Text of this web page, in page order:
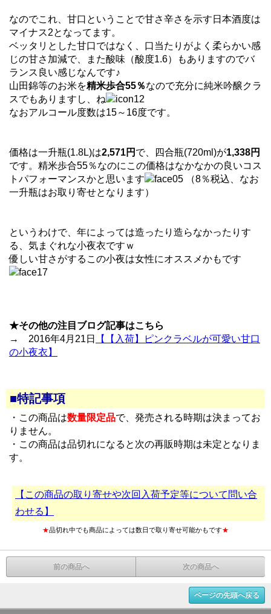
なのでこれ、甘口ということで甘さ辛さを示す日本酒度は
マイナス2となってます。
ベッタリとした甘口ではなく、口当たりがよく柔らかい感
じの甘さ加減で、また酸味（酸度1.6）もありますのでバ
ランス良い感じなんです♪
山田錦等のお米を精米歩合55％なので充分に純米吟醸クラ
スでもありますし、ね
なおアルコール度数は15～16度です。
価格は一升瓶(1.8L)は2,571円 で、四合瓶(720ml)が1,338円
です。精米歩合55％なのにこの価格はなかなかの良いコス
トパフォーマンスかと思います
（8％税込、なお
一升瓶はお取り寄せとなります）
というわけで、年によっては造ったり造らなかったりす
る、気まぐれな小夜衣ですｗ
優しい甘さがするこの小夜は女性にオススメかもです
★その他の注目ブログ記事はこちら
→ 2016年4月21日
【【入荷】ピンクラベルが可愛い甘口
の小夜衣】
■特記事項
・この商品は数量限定品で、発売される時期は決まってお
りません。
・この商品は品切れになると次の再販時期は未定となりま
す。
【この商品の取り寄せや次回入荷予定等について問い合
わせる】
★品切れ中でも商品によっては数日で取り寄せ可能かもです★
前の商品へ 次の商品へ
ページの先頭へ戻る